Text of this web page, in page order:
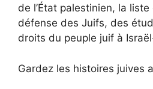
de l’État palestinien, la
défense des Juifs, des
droits du peuple juif à
Gardez les histoires juives